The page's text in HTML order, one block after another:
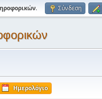
. Σύνδεση
Ημερολόγιο